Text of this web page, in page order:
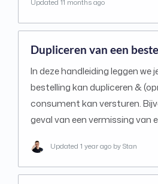
Updated 11 months ago
Dupliceren van een
In deze handleiding leggen we
bestelling kan dupliceren &
consument kan versturen.
geval van een vermissing van
Updated 1 year ago by Stan